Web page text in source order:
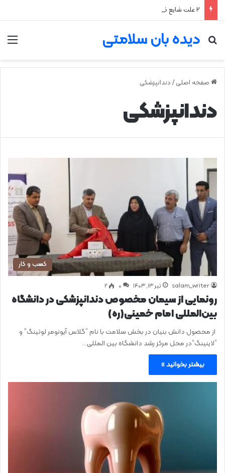
۲ علت شایع‌ کم‌شنوایی
دیده بان سلامتی
جستجو برای
صفحه اصلی / دندانپزشکی
دندانپزشکی
کسب و کار
salam_writer تیر ۱۳, ۱۴۰۳ 0 ۲
رونمایی از سیمان مخصوص دندانپزشکی در دانشگاه
بین‌المللی امام خمینی(ره)
از محصول دانش بنیان در بخش سلامت با نام “گلاس آیونومر لوتینگ” و
“لاینینگ”در محل مرکز رشد دانشگاه بین المللی…
بیشتر بخوانید »